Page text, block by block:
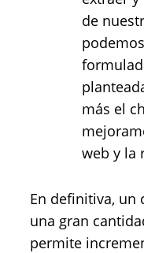
de
más el
web y la
En definitiva, un
una gran
permite